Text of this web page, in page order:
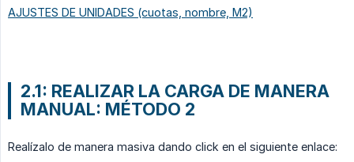
AJUSTES DE UNIDADES (cuotas, nombre, M2)
2.1: REALIZAR LA CARGA DE MANERA
MANUAL: MÉTODO 2
Realízalo de manera masiva dando click en el siguiente enlace: